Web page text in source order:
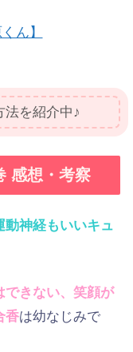
ん】
法を紹介中♪
感想・考察
動神経もいいキュ
できない、笑顔が
香は幼なじみで